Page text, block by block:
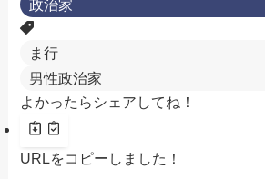
政治家
ま行
男性政治家
よかったらシェアしてね！
URLをコピーしました！